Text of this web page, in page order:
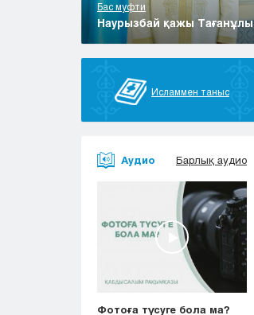
Бас муфти
Наурызбай қажы Тағанұлы
Исламмен таныс
Аудио Барлық аудио
Фотоға түсуге бола ма?